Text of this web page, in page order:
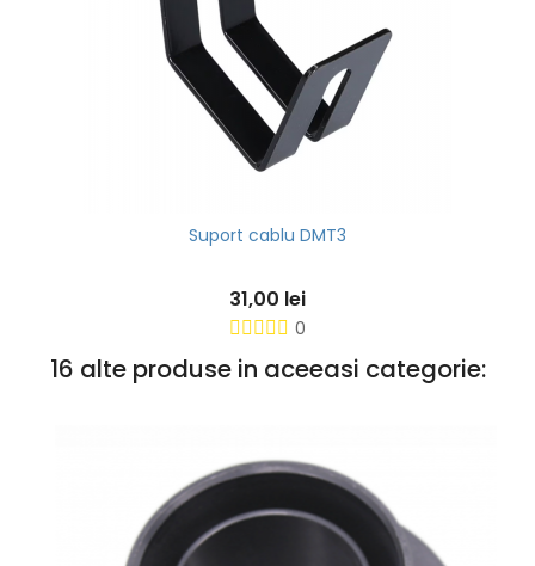
Suport cablu DMT3
31,00 lei
0
16 alte produse in aceeasi categorie: